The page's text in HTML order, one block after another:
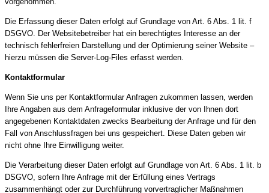
Die Erfassung dieser Daten erfolgt auf Grundlage von Art. 6 Abs. 1 lit. f
DSGVO. Der Websitebetreiber hat ein berechtigtes Interesse an der
technisch fehlerfreien Darstellung und der Optimierung seiner Website –
hierzu müssen die Server-Log-Files erfasst werden.
Kontaktformular
Wenn Sie uns per Kontaktformular Anfragen zukommen lassen, werden
Ihre Angaben aus dem Anfrageformular inklusive der von Ihnen dort
angegebenen Kontaktdaten zwecks Bearbeitung der Anfrage und für den
Fall von Anschlussfragen bei uns gespeichert. Diese Daten geben wir
nicht ohne Ihre Einwilligung weiter.
Die Verarbeitung dieser Daten erfolgt auf Grundlage von Art. 6 Abs. 1 lit. b
DSGVO, sofern Ihre Anfrage mit der Erfüllung eines Vertrags
zusammenhängt oder zur Durchführung vorvertraglicher Maßnahmen